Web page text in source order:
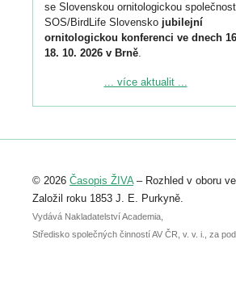
se Slovenskou ornitologickou
SOS/BirdLife Slovensko jubilejní
ornitologickou konferenci ve dnech
18. 10. 2026 v Brně.
Podrobnější informace ke konferenci
Registrovat se můžete do 6. září.
abstraktu přihlášené přednášky nebo
posteru je už 30. června.
... více aktualit ...
© 2026 Časopis ŽIVA– Rozhled v oboru
Založil roku 1853 J. E. Purkyně.
Vydává Nakladatelství Academia,
Středisko společných činností AV ČR, v. v. i., za